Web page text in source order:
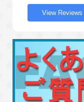
View Reviews